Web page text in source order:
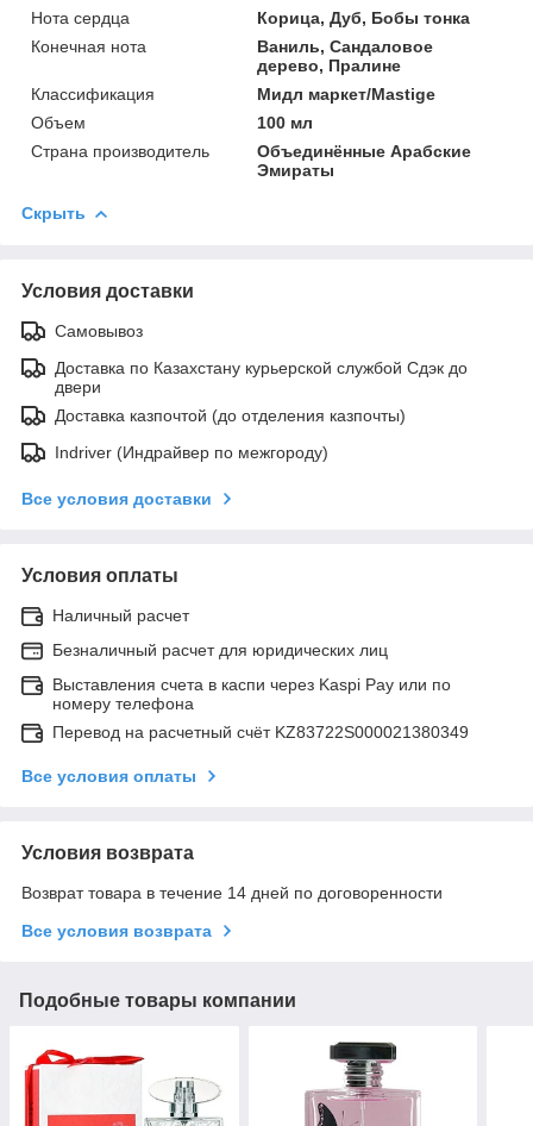
Нота сердца
Корица, Дуб, Бобы тонка
Конечная нота
Ваниль, Сандаловое
дерево, Пралине
Классификация
Мидл маркет/Mastige
Объем
100 мл
Страна производитель
Объединённые Арабские
Эмираты
Скрыть
Условия доставки
Самовывоз
Доставка по Казахстану курьерской службой Сдэк до
двери
Доставка казпочтой (до отделения казпочты)
Indriver (Индрайвер по межгороду)
Все условия доставки
Условия оплаты
Наличный расчет
Безналичный расчет для юридических лиц
Выставления счета в каспи через Kaspi Pay или по
номеру телефона
Перевод на расчетный счёт KZ83722S000021380349
Все условия оплаты
Условия возврата
Возврат товара в течение 14 дней по договоренности
Все условия возврата
Подобные товары компании